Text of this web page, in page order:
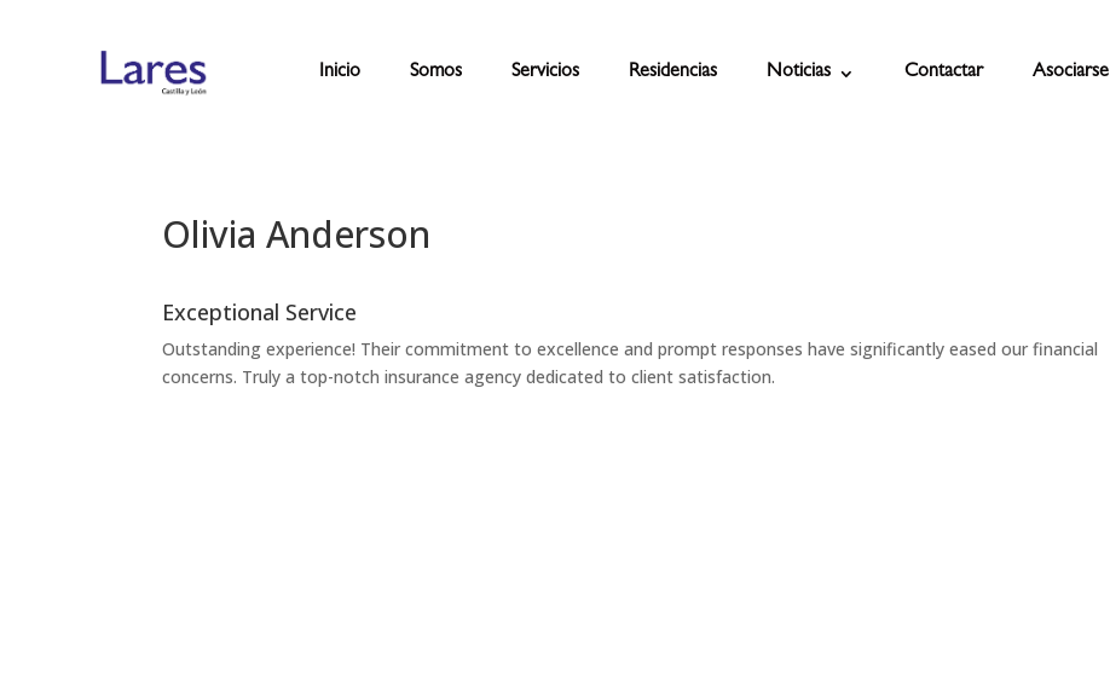
Inicio Somos Servicios Residencias Noticias Contactar Asociarse
Olivia Anderson
Exceptional Service
Outstanding experience! Their commitment to excellence and prompt responses have significantly eased our financial
concerns. Truly a top-notch insurance agency dedicated to client satisfaction.